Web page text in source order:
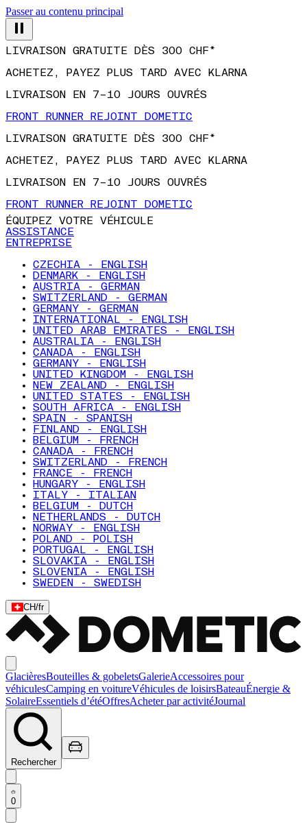
Passer au contenu principal
ACHETEZ, PAYEZ PLUS TARD AVEC KLARNA
LIVRAISON EN 7–10 JOURS OUVRÉS
FRONT RUNNER REJOINT DOMETIC
LIVRAISON GRATUITE DÈS 300 CHF*
ACHETEZ, PAYEZ PLUS TARD AVEC KLARNA
LIVRAISON EN 7–10 JOURS OUVRÉS
FRONT RUNNER REJOINT DOMETIC
ÉQUIPEZ VOTRE VÉHICULE
ASSISTANCE
ENTREPRISE
CZECHIA - ENGLISH
DENMARK - ENGLISH
AUSTRIA - GERMAN
SWITZERLAND - GERMAN
GERMANY - GERMAN
INTERNATIONAL - ENGLISH
UNITED ARAB EMIRATES - ENGLISH
AUSTRALIA - ENGLISH
CANADA - ENGLISH
GERMANY - ENGLISH
UNITED KINGDOM - ENGLISH
NEW ZEALAND - ENGLISH
UNITED STATES - ENGLISH
SOUTH AFRICA - ENGLISH
SPAIN - SPANISH
FINLAND - ENGLISH
BELGIUM - FRENCH
CANADA - FRENCH
SWITZERLAND - FRENCH
FRANCE - FRENCH
HUNGARY - ENGLISH
ITALY - ITALIAN
BELGIUM - DUTCH
NETHERLANDS - DUTCH
NORWAY - ENGLISH
POLAND - POLISH
PORTUGAL - ENGLISH
SLOVAKIA - ENGLISH
SLOVENIA - ENGLISH
SWEDEN - SWEDISH
CH/fr
GlacièresBouteilles & gobeletsGalerieAccessoires pour
véhiculesCamping en voitureVéhicules de loisirsBateauÉnergie &
SolaireEssentiels d’étéOffresAcheter par activitéJournal
Rechercher
0